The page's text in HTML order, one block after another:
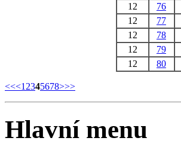
12
76
12
77
12
78
12
79
12
80
<<<1 2345678>>>
Hlavní menu